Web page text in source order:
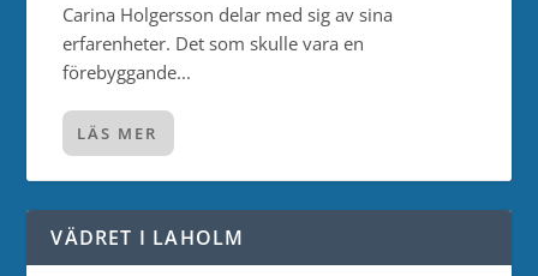
Carina Holgersson delar med sig av sina
erfarenheter. Det som skulle vara en
förebyggande...
LÄS MER
VÄDRET I LAHOLM